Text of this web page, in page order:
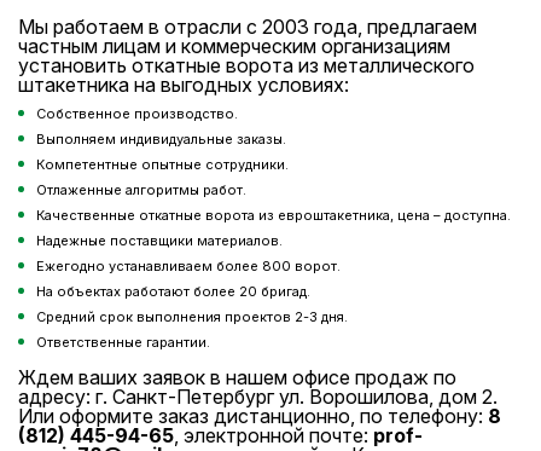
Мы работаем в отрасли с 2003 года, предлагаем
частным лицам и коммерческим организациям
установить откатные ворота из металлического
штакетника на выгодных условиях:
Собственное производство.
Выполняем индивидуальные заказы.
Компетентные опытные сотрудники.
Отлаженные алгоритмы работ.
Качественные откатные ворота из евроштакетника, цена – доступна.
Надежные поставщики материалов.
Ежегодно устанавливаем более 800 ворот.
На объектах работают более 20 бригад.
Средний срок выполнения проектов 2-3 дня.
Ответственные гарантии.
Ждем ваших заявок в нашем офисе продаж по
адресу: г. Санкт-Петербург ул. Ворошилова, дом 2.
Или оформите заказ дистанционно, по телефону: 8
(812) 445-94-65 , электронной почте: prof-